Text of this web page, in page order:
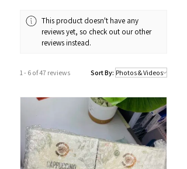
Whatsapp：34811128
訂購及送貨時間
若果商品不幸出現沒有現貨或需要更長
或電話方式通知顧客。
This product doesn't have any
reviews yet, so check out our other
reviews instead.
1 - 6 of 47 reviews Sort By: